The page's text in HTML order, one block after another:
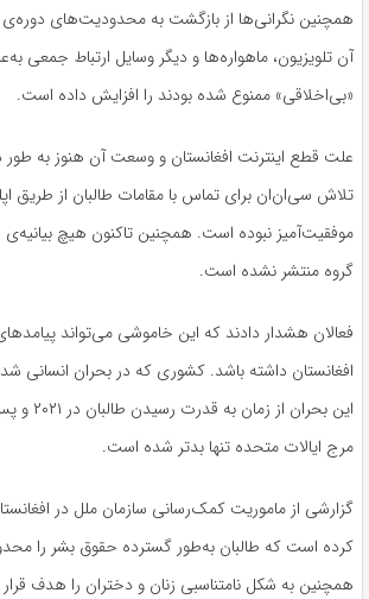
همچنین نگرانی‌ها از بازگشت به محدودیت‌های دوره‌ی
آن تلویزیون، ماهواره‌ها و دیگر وسایل ارتباط جمعی
«بی‌اخلاقی» ممنوع شده بودند را افزایش داده است.
علت قطع اینترنت افغانستان و وسعت آن هنوز به
تلاش سی‌ان‌ان برای تماس با مقامات طالبان از طریق
موفقیت‌آمیز نبوده است. همچنین تاکنون هیچ
گروه منتشر نشده است.
فعالان هشدار دادند که این خاموشی می‌تواند
افغانستان داشته باشد. کشوری که در بحران انسانی
این بحران
مرج ایالات متحده تنها بدتر شده است.
کرده است که طالبان به‌طور گسترده حقوق بشر را
همچنین به شکل نامتناسبی زنان و دختران را هدف